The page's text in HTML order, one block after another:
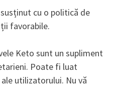
cu o politică de
favorabile.
Keto sunt un supliment
Poate fi luat
utilizatorului. Nu vă